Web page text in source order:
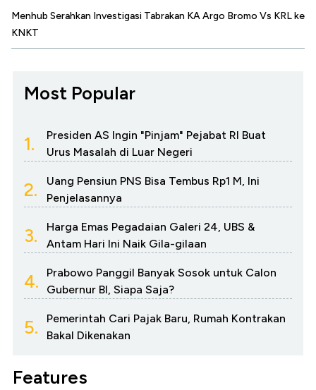
Menhub Serahkan Investigasi Tabrakan KA Argo Bromo Vs KRL ke
KNKT
Most Popular
1.
Presiden AS Ingin "Pinjam" Pejabat RI Buat
Urus Masalah di Luar Negeri
2.
Uang Pensiun PNS Bisa Tembus Rp1 M, Ini
Penjelasannya
3.
Harga Emas Pegadaian Galeri 24, UBS &
Antam Hari Ini Naik Gila-gilaan
4.
Prabowo Panggil Banyak Sosok untuk Calon
Gubernur BI, Siapa Saja?
5.
Pemerintah Cari Pajak Baru, Rumah Kontrakan
Bakal Dikenakan
Features